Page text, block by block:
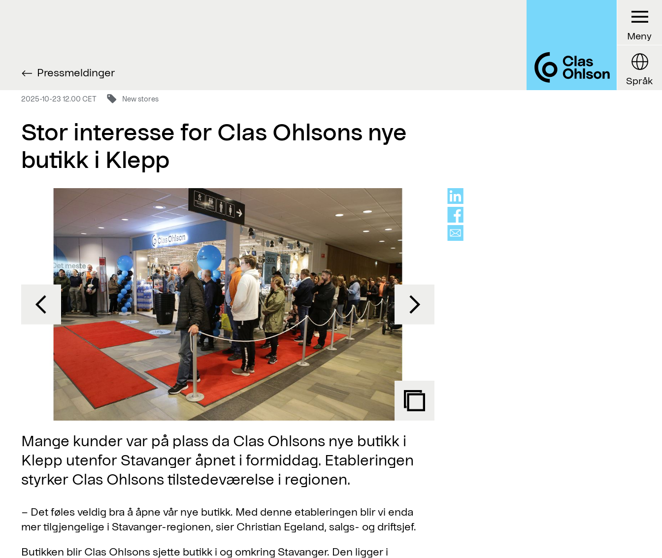
Pressmeldinger
2025-10-23 12.00 CET New stores
Stor interesse for Clas Ohlsons nye
butikk i Klepp
Mange kunder var på plass da Clas Ohlsons nye butikk i
Klepp utenfor Stavanger åpnet i formiddag. Etableringen
styrker Clas Ohlsons tilstedeværelse i regionen.
– Det føles veldig bra å åpne vår nye butikk. Med denne etableringen blir vi enda
mer tilgjengelige i Stavanger-regionen, sier Christian Egeland, salgs- og driftsjef.
Butikken blir Clas Ohlsons sjette butikk i og omkring Stavanger. Den ligger i
Meny
Språk